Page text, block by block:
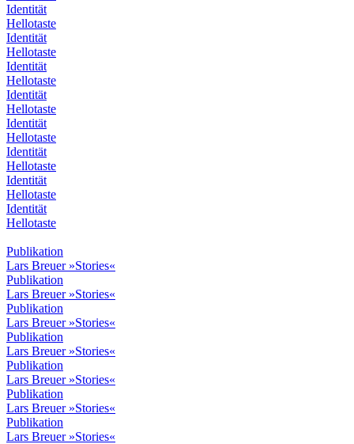
Identität
Hellotaste
Identität
Hellotaste
Identität
Hellotaste
Identität
Hellotaste
Identität
Hellotaste
Identität
Hellotaste
Identität
Hellotaste
Identität
Hellotaste
Publikation
Lars Breuer »Stories«
Publikation
Lars Breuer »Stories«
Publikation
Lars Breuer »Stories«
Publikation
Lars Breuer »Stories«
Publikation
Lars Breuer »Stories«
Publikation
Lars Breuer »Stories«
Publikation
Lars Breuer »Stories«